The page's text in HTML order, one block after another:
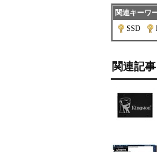
関連キーワ
SSD
関連記事